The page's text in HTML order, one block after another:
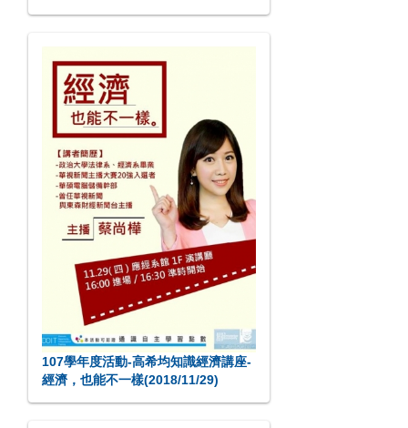
107學年度活動-高希均知識經濟講座-
經濟，也能不一樣(2018/11/29)